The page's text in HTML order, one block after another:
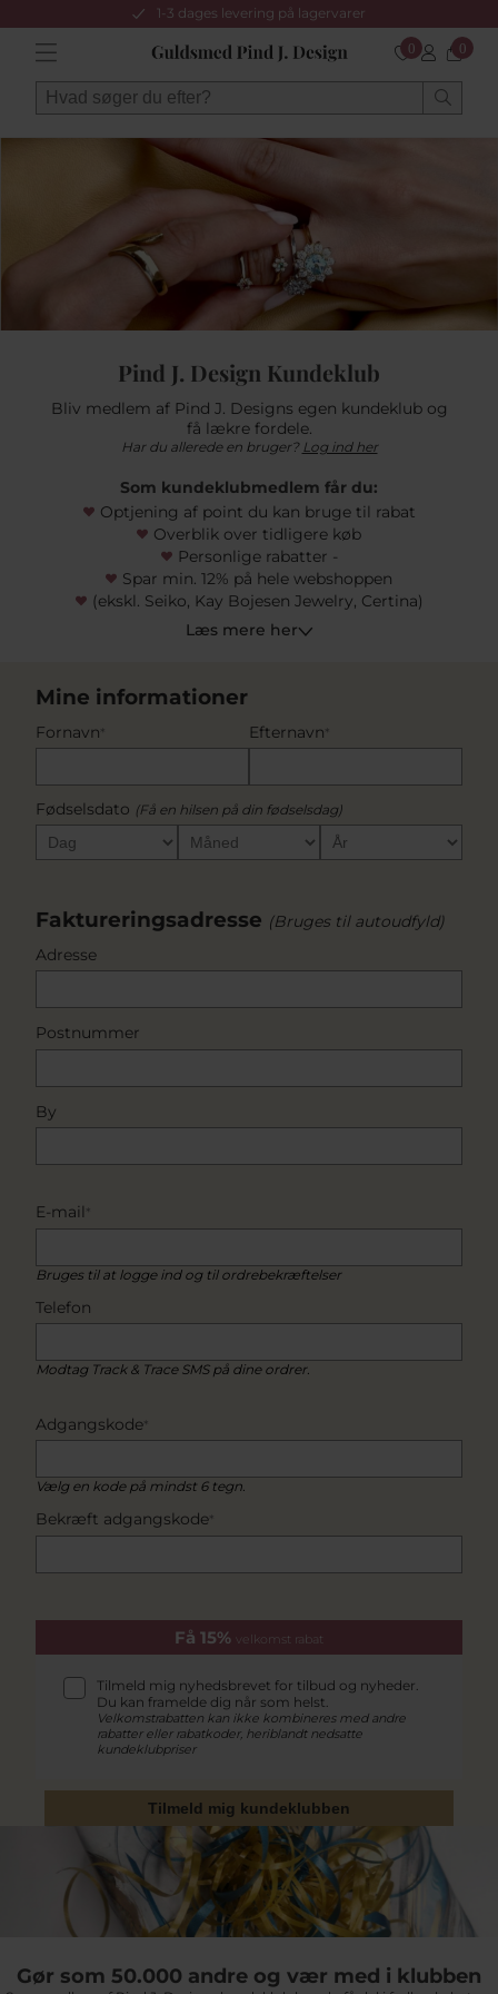
1-3 dages levering på lagervarer
0 0
Pind J. Design Kundeklub
Bliv medlem af Pind J. Designs egen kundeklub og
få lækre fordele.
Har du allerede en bruger? Log ind her
Som kundeklubmedlem får du:
Optjening af point du kan bruge til rabat
Overblik over tidligere køb
Personlige rabatter -
Spar min. 12% på hele webshoppen
(ekskl. Seiko, Kay Bojesen Jewelry, Certina)
Læs mere her
Mine informationer
Fornavn * Efternavn *
Fødselsdato (Få en hilsen på din fødselsdag)
Faktureringsadresse (Bruges til autoudfyld)
Adresse
Postnummer
By
E-mail *
Bruges til at logge ind og til ordrebekræftelser
Telefon
Modtag Track & Trace SMS på dine ordrer.
Adgangskode*
Vælg en kode på mindst 6 tegn.
Bekræft adgangskode*
Få 15% velkomst rabat
Tilmeld mig nyhedsbrevet for tilbud og nyheder.
Du kan framelde dig når som helst.
Velkomstrabatten kan ikke kombineres med andre
rabatter eller rabatkoder, heriblandt nedsatte
kundeklubpriser
Tilmeld mig kundeklubben
Gør som 50.000 andre og vær med i klubben